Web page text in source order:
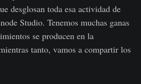
desglosan toda esa actividad de
Studio. Tenemos muchas ganas
se producen en la
tanto, vamos a compartir los